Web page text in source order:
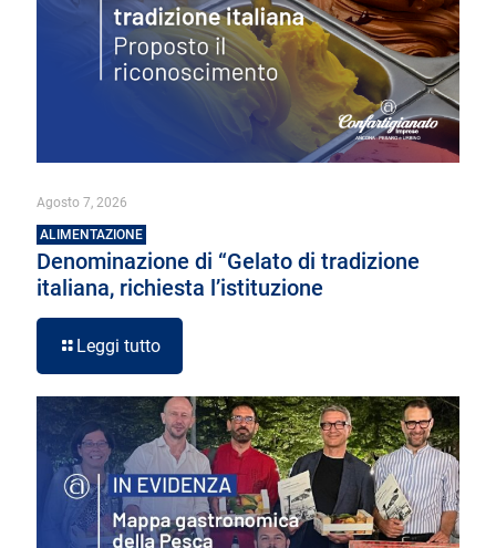
Agosto 7, 2026
ALIMENTAZIONE
Denominazione di “Gelato di tradizione
italiana, richiesta l’istituzione
Leggi tutto